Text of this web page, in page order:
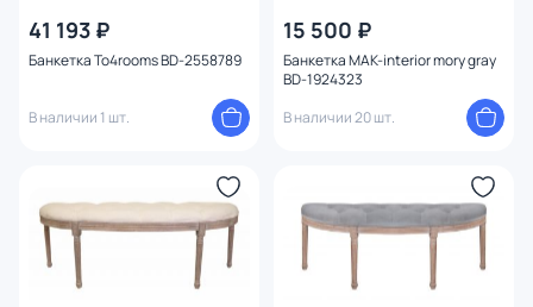
41 193 ₽
Банкетка To4rooms BD-2558789
В наличии 1 шт.
15 500 ₽
Банкетка MAK-interior mory gray
BD-1924323
В наличии 20 шт.